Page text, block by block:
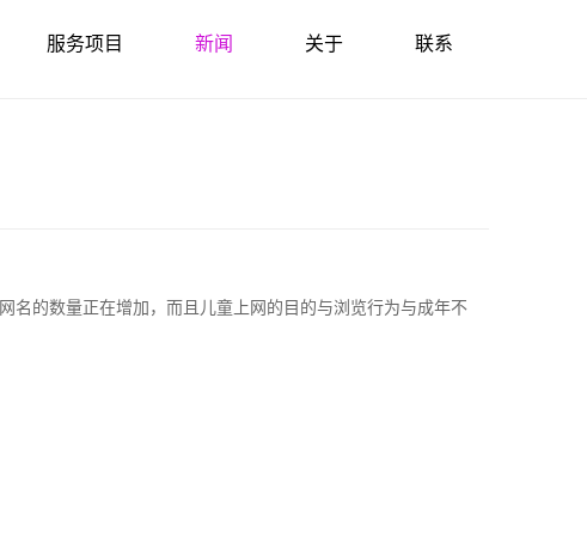
服务项目 新闻 关于 联系
名的数量正在增加，而且儿童上网的目的与浏览行为与成年不